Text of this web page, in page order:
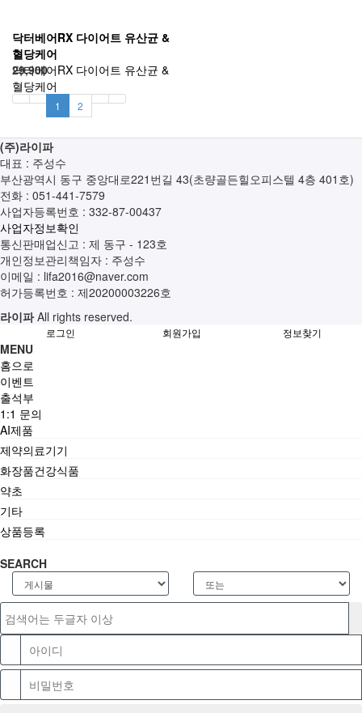
닥터베어RX 다이어트 유산균 &
혈당케어
닥터베어RX 다이어트 유산균 &
혈당케어
29,900
1 2
(주)라이파
대표 : 주성수
부산광역시 동구 중앙대로221번길 43(초량골든힐오피스텔 4층 401호)
전화 : 051-441-7579
사업자등록번호 : 332-87-00437
사업자정보확인
통신판매업신고 : 제 동구 - 123호
개인정보관리책임자 : 주성수
이메일 : lifa2016@naver.com
허가등록번호 : 제20200003226호
라이파All rights reserved.
로그인 회원가입 정보찾기
MENU
홈으로
이벤트
출석부
1:1 문의
AI제품
제약의료기기
화장품건강식품
약초
기타
상품등록
SEARCH